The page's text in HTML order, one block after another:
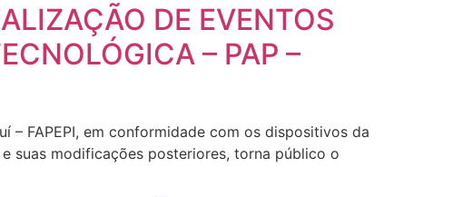
DE EVENTOS
– PAP –
– FAPEPI, em conformidade com os dispositivos da
suas modificações posteriores, torna público o